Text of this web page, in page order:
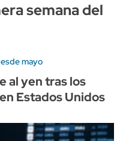
semana del
mayo
al yen tras los
Estados Unidos